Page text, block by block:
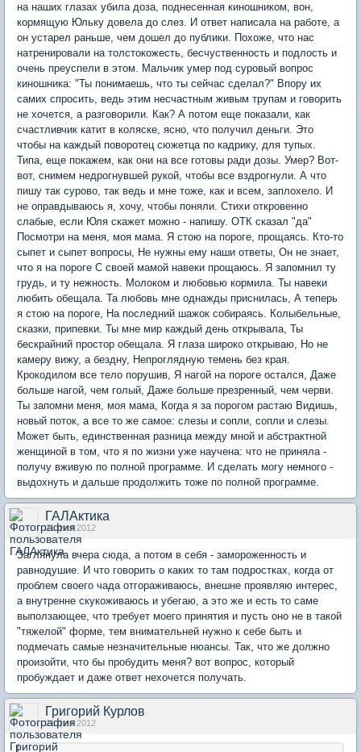
на наших глазах убила доза, поднесенная киношником, вон,
кормящую Юльку довела до слез. И ответ написала на работе, а
он устарел раньше, чем дошел до публики. Похоже, что нас
натренировали на толстокожесть, бесчуственность и подлость и
очень преуспели в этом. Мальчик умер под суровый вопрос
киношника: "Ты понимаешь, что ты сейчас сделал?" Впору их
самих спросить, ведь этим несчастным живым трупам и говорить
не хочется, а разговорили. Как? А потом еще показали, как
счастливчик катит в коляске, ясно, что получил деньги. Это
чтобы на каждый поворотец сюжетца по кадрику, для тупых.
Типа, еще покажем, как они на все готовы ради дозы. Умер? Вот-
вот, снимем недрогнувшей рукой, чтобы все вздрогнули. А что
пишу так сурово, так ведь и мне тоже, как и всем, заплохело. И
не оправдываюсь я, хочу, чтобы поняли. Стихи откровенно
слабые, если Юля скажет можно - напишу. ОТК сказал "да"
Посмотри на меня, моя мама. Я стою на пороге, прощаясь. Кто-то
сыпет и сыпет вопросы, Не нужны ему наши ответы, Он не знает,
что я на пороге С своей мамой навеки прощаюсь. Я запомнил ту
грудь, и ту нежность. Молоком и любовью кормила. Ты навеки
любить обещала. Та любовь мне однажды приснилась, А теперь
я стою на пороге, На последний шажок собираясь. Колыбельные,
сказки, припевки. Ты мне мир каждый день открывала, Ты
бескрайний простор обещала. Я глаза широко открываю, Но не
камеру вижу, а бездну, Непроглядную темень без края.
Крокодилом все тело порушив, Я нагой на пороге остался, Даже
больше нагой, чем голый, Даже больше презренный, чем черви.
Ты запомни меня, моя мама, Когда я за порогом растаю Видишь,
новый поток, а все то же самое: слезы и сопли, сопли и слезы.
Может быть, единственная разница между мной и абстрактной
женщиной в том, что я по жизни уже научена: что не приняла -
получу вживую по полной программе. И сделать могу немного -
выдохнуть и дальше продолжить тоже по полной программе.
ГАЛАктика
21 фев 2012
Заглянула вчера сюда, а потом в себя - замороженность и
равнодушие. И что говорить о каких то там подростках, когда от
проблем своего чада отгораживаюсь, внешне проявляю интерес,
а внутренне скукоживаюсь и убегаю, а это же и есть то саме
выползающее, что требует моего принятия и пусть оно не в такой
"тяжелой" форме, тем внимательней нужно к себе быть и
подмечать самые незначительные нюансы. Так, что же должно
произойти, что бы пробудить меня? вот вопрос, который
пробуждает и даже ответ нехочется получать.
Григорий Курлов
21 фев 2012